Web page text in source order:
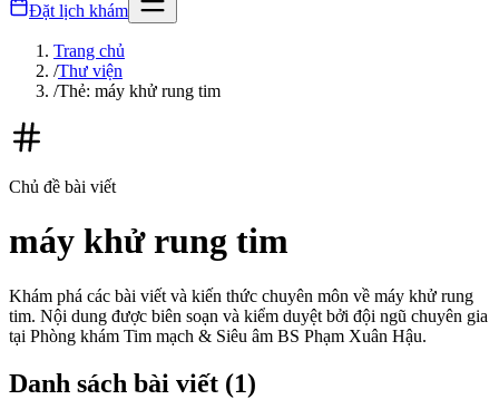
Đặt lịch khám
Trang chủ
/Thư viện
/Thẻ: máy khử rung tim
Chủ đề bài viết
máy khử rung tim
Khám phá các bài viết và kiến thức chuyên môn về máy khử rung
tim. Nội dung được biên soạn và kiểm duyệt bởi đội ngũ chuyên gia
tại Phòng khám Tim mạch & Siêu âm BS Phạm Xuân Hậu.
Danh sách bài viết (1)